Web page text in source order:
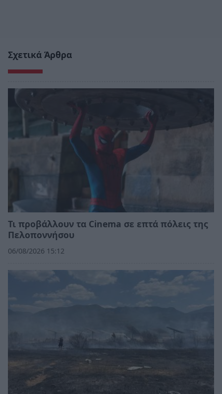
Σχετικά Άρθρα
Τι προβάλλουν τα Cinema σε επτά πόλεις της
Πελοποννήσου
06/08/2026 15:12